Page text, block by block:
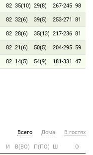
82 35(10) 29(8) 267-245 98
82 32(6) 39(5) 253-271 81
82 28(6) 35(13) 217-236 81
82 21(6) 50(5) 204-295 59
82 14(5) 54(9) 181-331 47
Всего Дома В гостях
И В(ВО) П(ПО) Ш О